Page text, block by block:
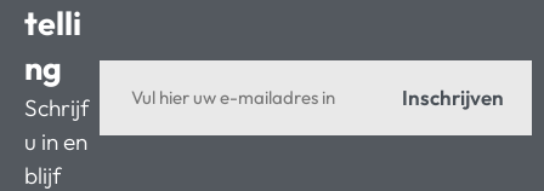
telli
ng
Schrijf
u in en
blijf
Inschrijven